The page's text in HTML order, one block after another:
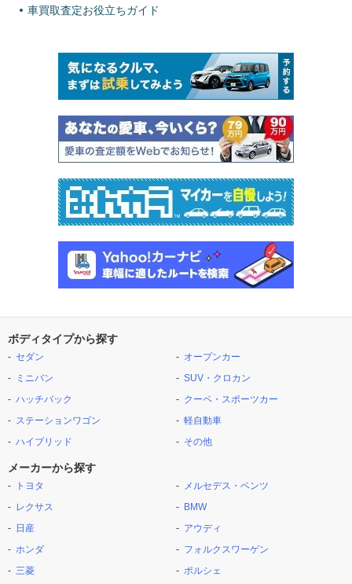
車買取査定お役立ちガイド
ボディタイプから探す
セダン
ミニバン
ハッチバック
ステーションワゴン
ハイブリッド
オープンカー
SUV・クロカン
クーペ・スポーツカー
軽自動車
その他
メーカーから探す
トヨタ
レクサス
日産
ホンダ
三菱
メルセデス・ベンツ
BMW
アウディ
フォルクスワーゲン
ポルシェ